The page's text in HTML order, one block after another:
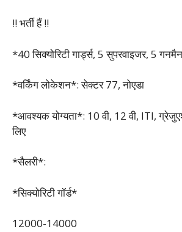
!! भर्ती हैं !!
*40 सिक्योरिटी गार्ड्स, 5 सुपरवाइजर, 5
*वर्किंग लोकेशन*: सेक्टर 77, नोएडा
*आवश्यक योग्यता*: 10 वी, 12 वी, ITI,
लिए
*सैलरी*:
*सिक्योरिटी गॉर्ड*
12000-14000